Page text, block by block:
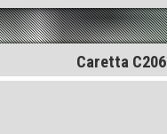
Caretta C206